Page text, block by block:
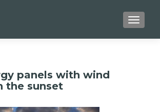
panels with wind
the sunset